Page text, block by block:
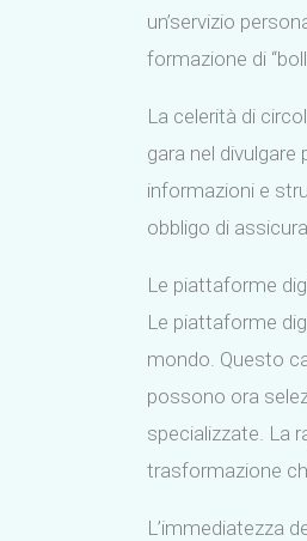
un’servizio
formazione di
La celerità di
gara nel
informazioni e
obbligo di
Le piattaforme
Le piattaforme
mondo. Questo
possono ora
specializzate. La
trasformazione
L’immediatezza